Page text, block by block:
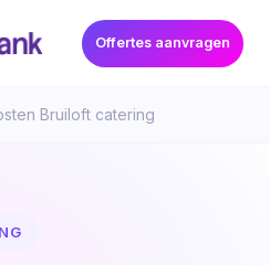
Offertes aanvragen
Bruiloft catering